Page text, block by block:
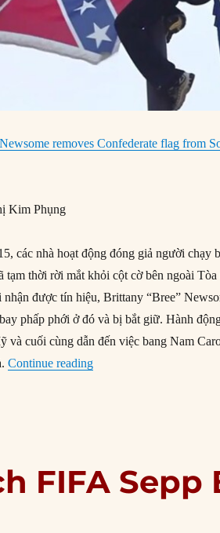
removes Confederate flag from
Kim Phụng
các nhà hoạt động đóng giả người chạy
tạm thời rời mắt khỏi cột cờ bên ngoài
được tín hiệu, Brittany “Bree”
phấp phới ở đó và bị bắt giữ. Hành
và cuối cùng dẫn đến việc bang Nam
Continue reading“27/06/2015: Cờ Hợp
FIFA Sepp